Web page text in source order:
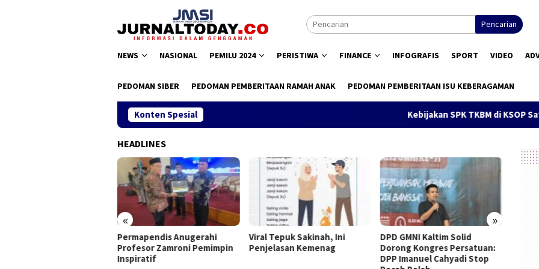
Pencarian
NEWS NASIONAL PEMILU 2024 PERISTIWA FINANCE INFOGRAFIS SPORT VIDEO
PEDOMAN SIBER PEDOMAN PEMBERITAAN RAMAH ANAK PEDOMAN PEMBERITAAN ISU KEBERAGAMAN
Konten Spesial Kebijakan SPK TKBM di KSOP Satui
HEADLINES
« »
Permapendis Anugerahi
Profesor Zamroni Pemimpin
Inspiratif
Viral Tepuk Sakinah, Ini
Penjelasan Kemenag
DPD GMNI Kaltim Solid
Dorong Kongres Persatuan:
DPP Imanuel Cahyadi Stop